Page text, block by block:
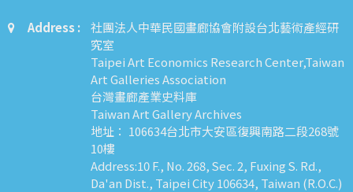
Address :
社團法人中華民國畫廊協會附設台北藝術產經研
究室
Taipei Art Economics Research Center,Taiwan
Art Galleries Association
台灣畫廊產業史料庫
Taiwan Art Gallery Archives
地址： 106634台北市大安區復興南路二段268號
10樓
Address:10 F., No. 268, Sec. 2, Fuxing S. Rd.,
Da'an Dist., Taipei City 106634, Taiwan (R.O.C.)